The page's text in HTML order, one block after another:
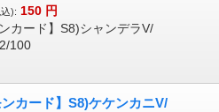
): 150 円
ンカード】S8)シャンデラV/
100
ンカード】S8)ケケンカニV/